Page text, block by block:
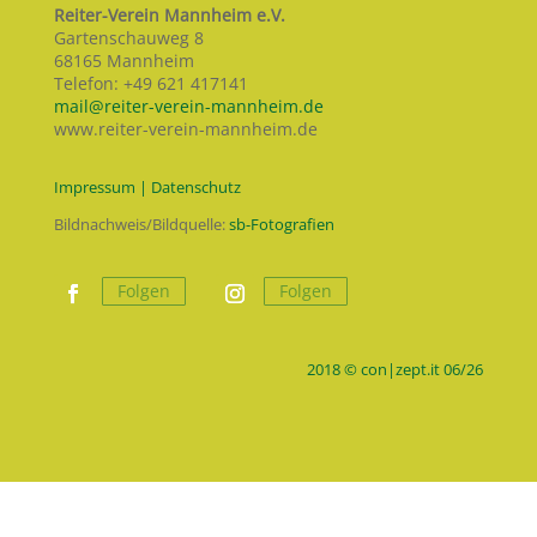
Reiter-Verein Mannheim e.V.
Gartenschauweg 8
68165 Mannheim
Telefon: +49 621 417141
mail@reiter-verein-mannheim.de
www.reiter-verein-mannheim.de
Impressum | Datenschutz
Bildnachweis/Bildquelle:sb-Fotografien
Folgen Folgen
2018 © con|zept.it 06/26